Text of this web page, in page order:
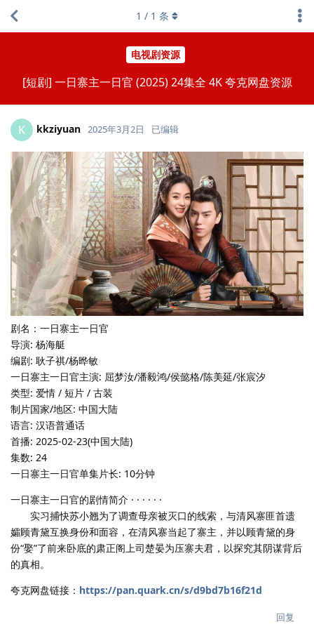
电视剧资源
[短剧] 一日寨主一日官 (2025) 24集全 4K 夸克网盘资源
1 / 1 条
K kkziyuan 2025年3月2日 已编辑
剧名：一日寨主一日官
导演: 杨海艇
编剧: 耿子祺/杨晔敏
一日寨主一日官主演: 屈梦汝/潘毅鸿/侯懿格/陈美延/张宸汐
类型: 爱情 / 短片 / 古装
制片国家/地区: 中国大陆
语言: 汉语普通话
首播: 2025-02-23(中国大陆)
集数: 24
一日寨主一日官单集片长: 10分钟
一日寨主一日官的剧情简介 · · · · · ·
实习捕快苏小翘为了调查母亲被灭口的线索，与清风寨匪首遗
孀顾青黛互换身份和面容，在清风寨当起了寨主，并以顾青黛的身
份“娶”了前来卧底的肃正阁上司楚晏为压寨夫君，以探究其阴谋背后
的真相。
夸克网盘链接： https://pan.quark.cn/s/d9bd7b16f21d
回复